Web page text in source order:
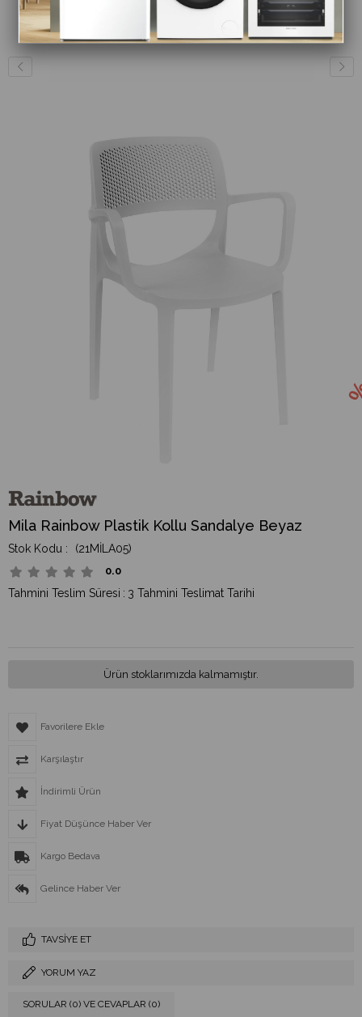
790 ₺
909 ₺
Mila Rainbow Plastik Kollu Sandalye Beyaz
(21MİLA05)
0.0
Tahmini Teslim Süresi : 3 Tahmini Teslimat Tarihi
Ürün stoklarımızda kalmamıştır.
Favorilere Ekle
Karşılaştır
İndirimli Ürün
Fiyat Düşünce Haber Ver
Kargo Bedava
Gelince Haber Ver
TAVSIYE ET
YORUM YAZ
SORULAR (0) VE CEVAPLAR (0)